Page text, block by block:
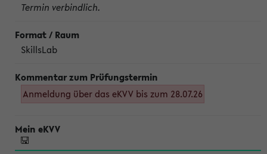
Termin verbindlich.
SkillsLab
Anmeldung über das eKVV bis zum 28.07.26